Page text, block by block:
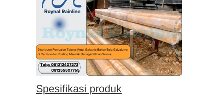
Spesifikasi produk